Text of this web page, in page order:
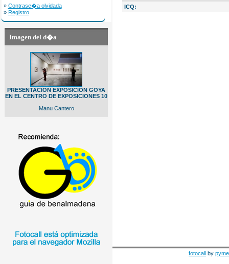
» Contrase�a olvidada
» Registro
Imagen del d�a
PRESENTACION EXPOSICION GOYA
EN EL CENTRO DE EXPOSICIONES 10
Manu Cantero
ICQ:
fotocall by